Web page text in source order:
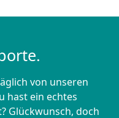
von unseren
hast ein echtes
Glückwunsch, doch